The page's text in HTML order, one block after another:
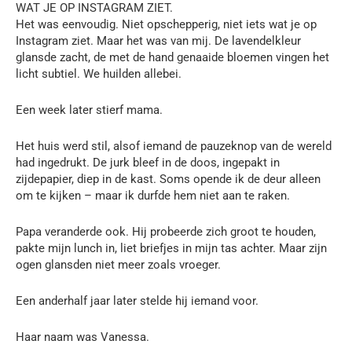
WAT JE OP INSTAGRAM ZIET.
Het was eenvoudig. Niet opschepperig, niet iets wat je op
Instagram ziet. Maar het was van mij. De lavendelkleur
glansde zacht, de met de hand genaaide bloemen vingen het
licht subtiel. We huilden allebei.
Een week later stierf mama.
Het huis werd stil, alsof iemand de pauzeknop van de wereld
had ingedrukt. De jurk bleef in de doos, ingepakt in
zijdepapier, diep in de kast. Soms opende ik de deur alleen
om te kijken – maar ik durfde hem niet aan te raken.
Papa veranderde ook. Hij probeerde zich groot te houden,
pakte mijn lunch in, liet briefjes in mijn tas achter. Maar zijn
ogen glansden niet meer zoals vroeger.
Een anderhalf jaar later stelde hij iemand voor.
Haar naam was Vanessa.